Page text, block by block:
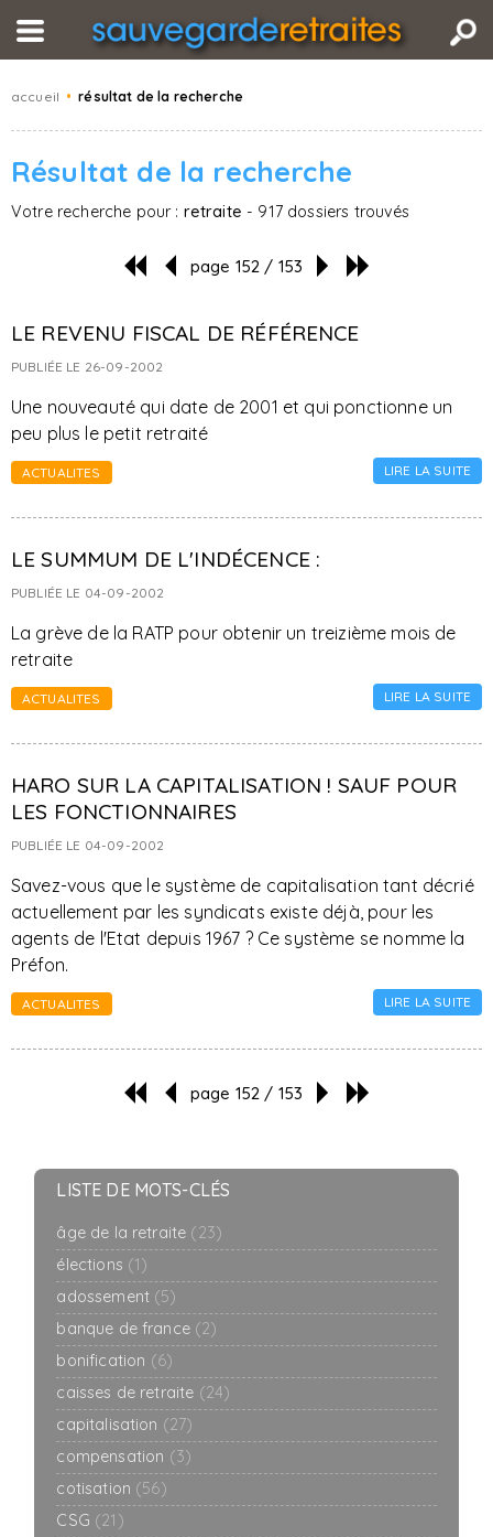
accueil • résultat de la recherche
Résultat de la recherche
Votre recherche pour : retraite - 917 dossiers trouvés
page 152 / 153
LE REVENU FISCAL DE RÉFÉRENCE
PUBLIÉE LE 26-09-2002
Une nouveauté qui date de 2001 et qui ponctionne un
peu plus le petit retraité
ACTUALITES LIRE LA SUITE
LE SUMMUM DE L'INDÉCENCE :
PUBLIÉE LE 04-09-2002
La grève de la RATP pour obtenir un treizième mois de
retraite
ACTUALITES LIRE LA SUITE
HARO SUR LA CAPITALISATION ! SAUF POUR
LES FONCTIONNAIRES
PUBLIÉE LE 04-09-2002
Savez-vous que le système de capitalisation tant décrié
actuellement par les syndicats existe déjà, pour les
agents de l'Etat depuis 1967 ? Ce système se nomme la
Préfon.
ACTUALITES LIRE LA SUITE
page 152 / 153
LISTE DE MOTS-CLÉS
âge de la retraite (23)
élections (1)
adossement (5)
banque de france (2)
bonification (6)
caisses de retraite (24)
capitalisation (27)
compensation (3)
cotisation (56)
CSG (21)